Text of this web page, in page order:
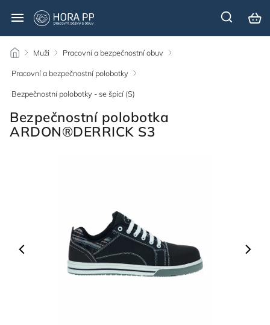
/ Muži / Pracovní a bezpečnostní obuv /
Pracovní a bezpečnostní polobotky /
Bezpečnostní polobotky - se špicí (S)
Bezpečnostní polobotka
ARDON®DERRICK S3